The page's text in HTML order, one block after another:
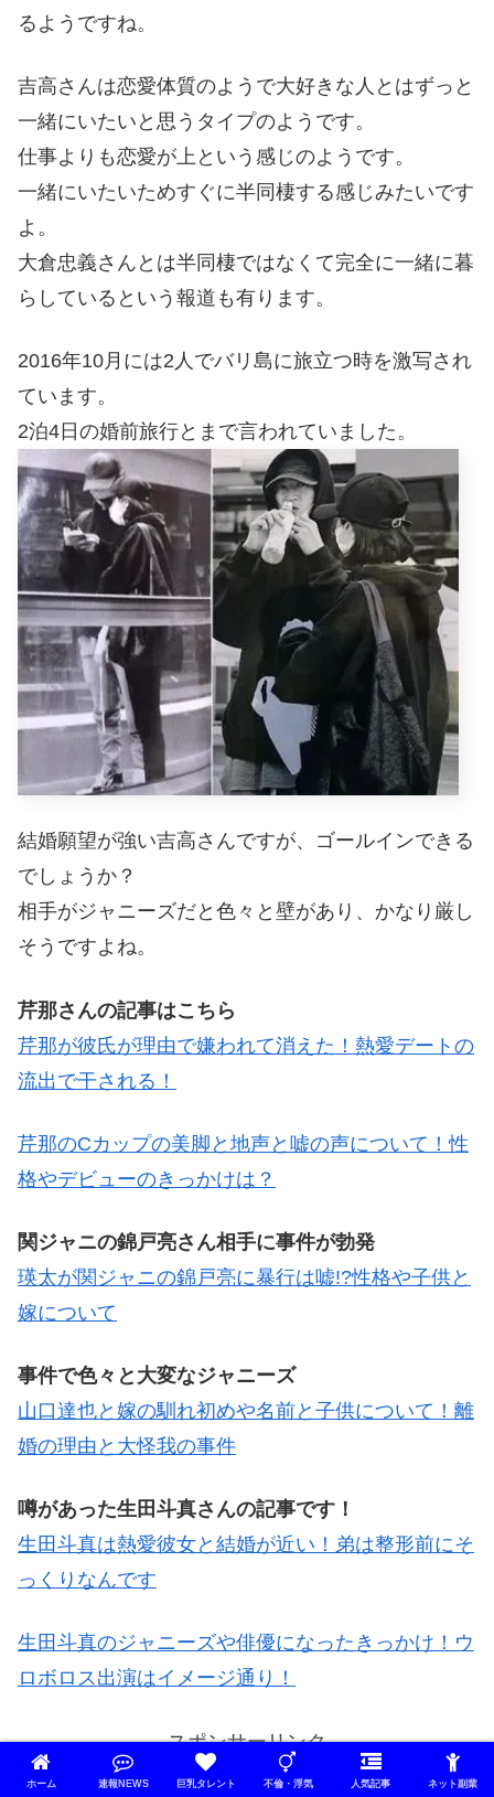
るようですね。
吉高さんは恋愛体質のようで大好きな人とはずっと
一緒にいたいと思うタイプのようです。
仕事よりも恋愛が上という感じのようです。
一緒にいたいためすぐに半同棲する感じみたいです
よ。
大倉忠義さんとは半同棲ではなくて完全に一緒に暮
らしているという報道も有ります。
2016年10月には2人でバリ島に旅立つ時を激写され
ています。
2泊4日の婚前旅行とまで言われていました。
結婚願望が強い吉高さんですが、ゴールインできる
でしょうか？
相手がジャニーズだと色々と壁があり、かなり厳し
そうですよね。
芹那さんの記事はこちら
芹那が彼氏が理由で嫌われて消えた！熱愛デートの
流出で干される！
芹那のCカップの美脚と地声と嘘の声について！性
格やデビューのきっかけは？
関ジャニの錦戸亮さん相手に事件が勃発
瑛太が関ジャニの錦戸亮に暴行は嘘!?性格や子供と
嫁について
事件で色々と大変なジャニーズ
山口達也と嫁の馴れ初めや名前と子供について！離
婚の理由と大怪我の事件
噂があった生田斗真さんの記事です！
生田斗真は熱愛彼女と結婚が近い！弟は整形前にそ
っくりなんです
生田斗真のジャニーズや俳優になったきっかけ！ウ
ロボロス出演はイメージ通り！
スポンサーリンク
ホーム 速報NEWS 巨乳タレント 不倫・浮気 人気記事 ネット副業